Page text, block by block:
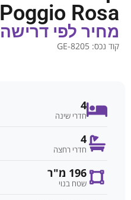
Poggio Rosa)
מחיר לפי דרישה
קוד נכס: GE-8205
4
חדרי שינה
4
חדרי רחצה
196 מ"ר
שטח בנוי